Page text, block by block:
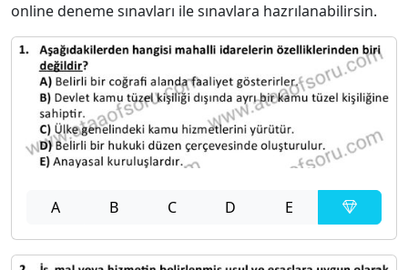
online deneme sınavları ile sınavlara hazrılanabilirsin.
A B C D E